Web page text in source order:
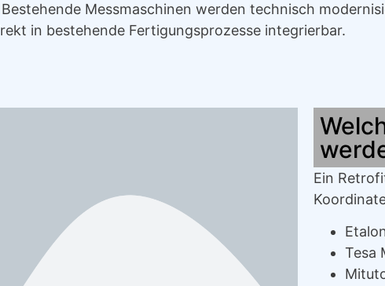
Messmaschinen werden technisch
in bestehende Fertigungsprozesse integrierbar.
Ein
Tesa